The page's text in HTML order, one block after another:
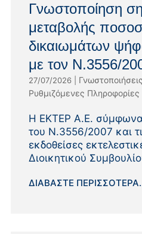
Γνωστοποίηση
μεταβολής
δικαιωμάτων
με τον Ν.3556/
27/07/2026|
Ρυθμιζόμενες Πληροφορίες
Η ΕΚΤΕΡ Α.Ε. σύμφωνα
του Ν.3556/2007 και
εκδοθείσες
Διοικητικού
ΔΙΑΒΆΣΤΕ